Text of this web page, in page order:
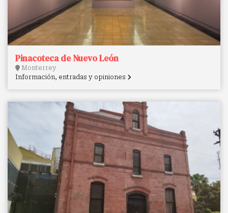
Pinacoteca de Nuevo León
Monterrey
Información, entradas y opiniones